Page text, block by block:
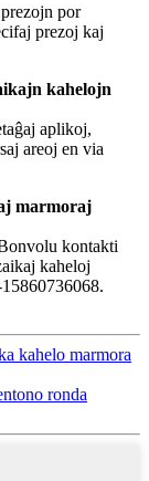
por
prezoj kaj
kahelojn
aplikoj,
areoj en via
marmoraj
kontakti
kaheloj
kahelo marmora
ronda